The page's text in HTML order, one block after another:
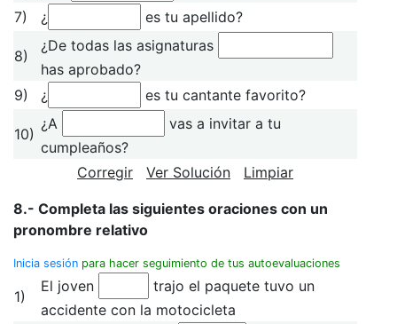
7)
¿ es tu apellido?
8)
¿De todas las asignaturas
has aprobado?
9)
¿ es tu cantante favorito?
10)
¿A
vas a invitar a tu
cumpleaños?
Corregir
Ver Solución Limpiar
8.- Completa las siguientes oraciones con un
pronombre relativo
Inicia sesión para hacer seguimiento de tus autoevaluaciones
1)
El joven
trajo el paquete tuvo un
accidente con la motocicleta